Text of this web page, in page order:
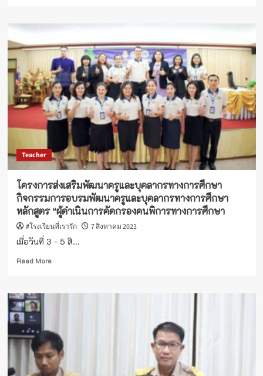
แวว
ความ
สามารถ
พิเศษ
ด้วย
ระบบ
อิเล็กทรอนิกส์
Teacher
โครงการส่งเสริมพัฒนาครูและบุคลากรทางการศึกษา
กิจกรรมการอบรมพัฒนาครูและบุคลากรทางการศึกษา
หลักสูตร “ผู้ดำเนินการคัดกรองคนพิการทางการศึกษา
#โรงเรียนที่เรารัก 7 สิงหาคม 2023
เมื่อวันที่ 3 - 5 สิ...
Read MoreRead
โครงการ
ครู
และ
บุคลากร
ทางการ